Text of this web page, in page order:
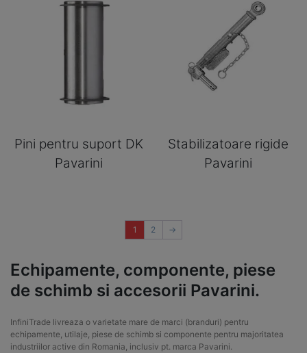
Pini pentru suport DK
Pavarini
Stabilizatoare rigide
Pavarini
1 2 →
Echipamente, componente, piese
de schimb si accesorii Pavarini.
InfiniTrade livreaza o varietate mare de marci (branduri) pentru
echipamente, utilaje, piese de schimb si componente pentru majoritatea
industriilor active din Romania, inclusiv pt. marca Pavarini.